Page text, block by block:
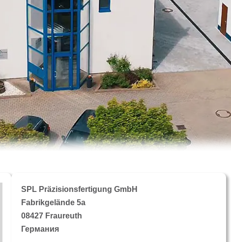
SPL Präzisionsfertigung GmbH
Fabrikgelände 5a
08427 Fraureuth
Германия